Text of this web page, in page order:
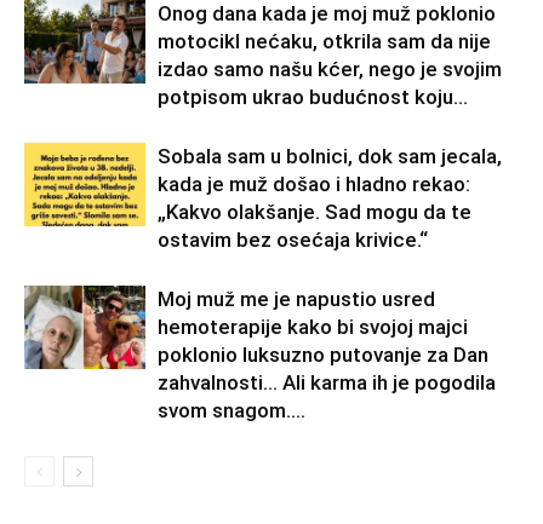
Onog dana kada je moj muž poklonio
motocikl nećaku, otkrila sam da nije
izdao samo našu kćer, nego je svojim
potpisom ukrao budućnost koju...
Sobala sam u bolnici, dok sam jecala,
kada je muž došao i hladno rekao:
„Kakvo olakšanje. Sad mogu da te
ostavim bez osećaja krivice.“
Moj muž me je napustio usred
hemoterapije kako bi svojoj majci
poklonio luksuzno putovanje za Dan
zahvalnosti… Ali karma ih je pogodila
svom snagom....